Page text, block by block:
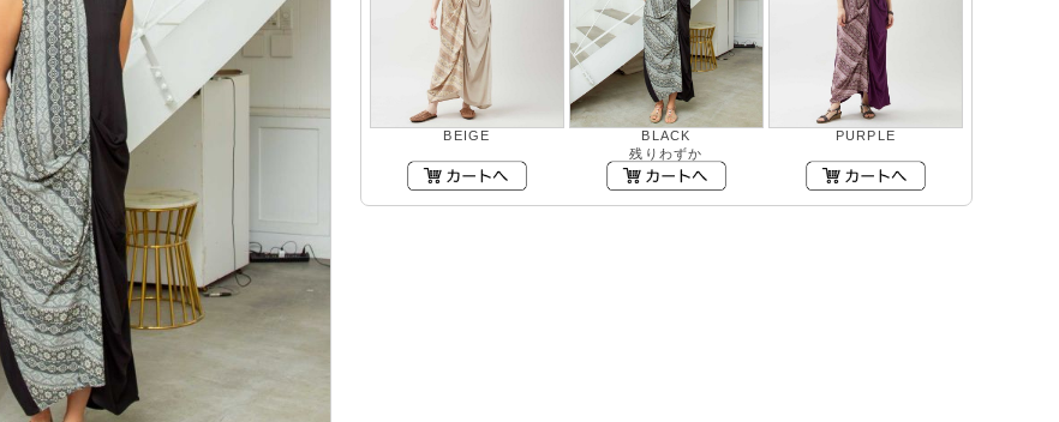
BEIGE
BLACK
残りわずか
PURPLE